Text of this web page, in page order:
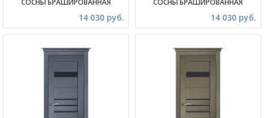
СОСНЫ БРАШИРОВАННАЯ
14 030 руб.
СОСНЫ БРАШИРОВАННАЯ
14 030 руб.